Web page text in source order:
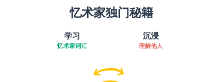
忆术家独门秘籍
学习
忆术家词汇
沉浸
理解他人